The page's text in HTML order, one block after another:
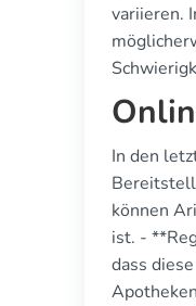
variieren.
In den
können
ist. -
dass